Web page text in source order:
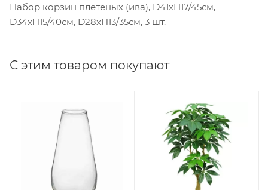
Набор корзин плетеных (ива), D41xH17/45см,
D34xH15/40см, D28xH13/35см, 3 шт.
С этим товаром покупают